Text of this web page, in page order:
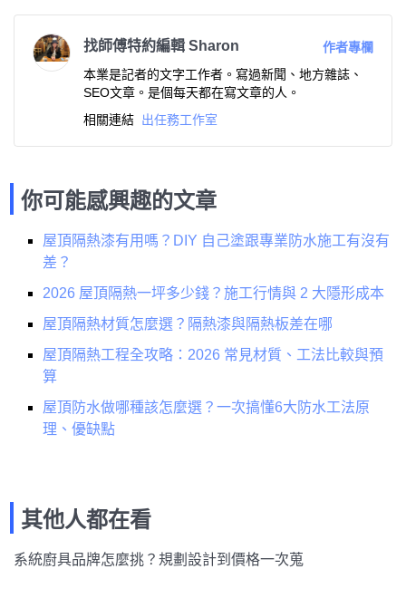
找師傅特約編輯 Sharon
作者專欄
本業是記者的文字工作者。寫過新聞、地方雜誌、
SEO文章。是個每天都在寫文章的人。
相關連結 出任務工作室
你可能感興趣的文章
屋頂隔熱漆有用嗎？DIY 自己塗跟專業防水施工有沒有
差？
2026 屋頂隔熱一坪多少錢？施工行情與 2 大隱形成本
屋頂隔熱材質怎麼選？隔熱漆與隔熱板差在哪
屋頂隔熱工程全攻略：2026 常見材質、工法比較與預
算
屋頂防水做哪種該怎麼選？一次搞懂6大防水工法原
理、優缺點
其他人都在看
系統廚具品牌怎麼挑？規劃設計到價格一次蒐